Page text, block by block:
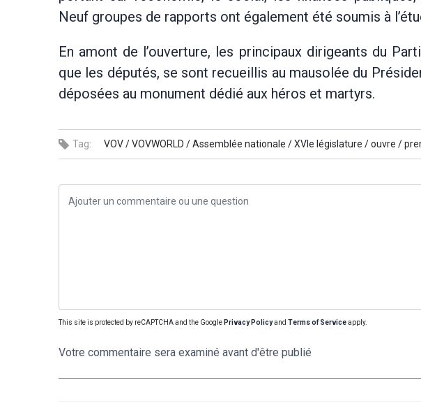
Neuf groupes de rapports ont également été soumis à
En amont de l’ouverture, les principaux dirigeants du
que les députés, se sont recueillis au mausolée du
déposées au monument dédié aux héros et martyrs.
Tag: VOV /VOVWORLD /Assemblée nationale /XVIe législature /ouvre /
This site is protected by reCAPTCHA and the Google Privacy Policyand Terms of Serviceapply.
Votre commentaire sera examiné avant d'être publié